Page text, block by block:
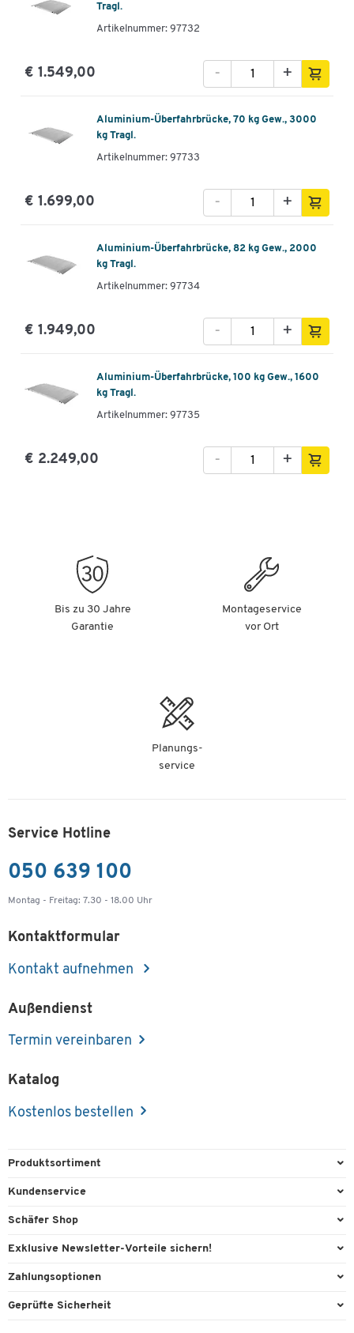
Tragl.
Artikelnummer: 97732
€ 1.549,00 +
-
Aluminium-Überfahrbrücke, 70 kg Gew., 3000
kg Tragl.
Artikelnummer: 97733
€ 1.699,00 +
-
Aluminium-Überfahrbrücke, 82 kg Gew., 2000
kg Tragl.
Artikelnummer: 97734
€ 1.949,00 +
-
Aluminium-Überfahrbrücke, 100 kg Gew., 1600
kg Tragl.
Artikelnummer: 97735
€ 2.249,00 +
-
Bis zu 30 Jahre
Garantie
Montageservice
vor Ort
Planungs-
service
Service Hotline
050 639 100
Montag - Freitag: 7.30 - 18.00 Uhr
Kontaktformular
Kontakt aufnehmen
Außendienst
Termin vereinbaren
Katalog
Kostenlos bestellen
Produktsortiment
Büroausstattung
Reinigung & Hygiene
Technik
Kundenservice
Direktbestellung
Recycling
Lieferinformationen
Schäfer Shop
Services & Leistungen
Workplace Solutions
Exklusive Newsletter-Vorteile sichern!
Willkommensgeschenk
Zahlungsoptionen
Paypal
Geprüfte Sicherheit